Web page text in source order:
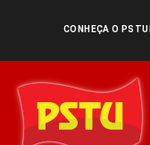
conteúdo
CONHEÇA O PSTU